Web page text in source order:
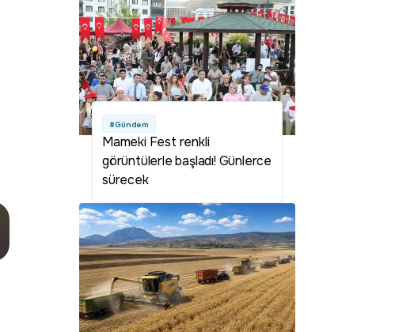
#Gündem
Mameki Fest renkli
görüntülerle başladı! Günlerce
sürecek